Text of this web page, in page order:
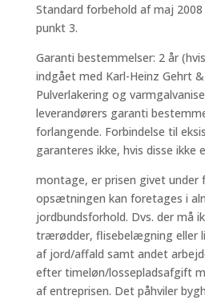
Standard forbehold af maj
punkt 3.
Garanti bestemmelser: 2 år
indgået med Karl-Heinz Gehrt
Pulverlakering og
leverandørers garanti
forlangende. Forbindelse til
garanteres ikke, hvis disse ikke
montage, er prisen givet
opsætningen kan foretages i
jordbundsforhold. Dvs. der må
trærødder, flisebelægning eller
af jord/affald samt andet
efter timeløn/lossepladsafgift
af entreprisen. Det påhviler